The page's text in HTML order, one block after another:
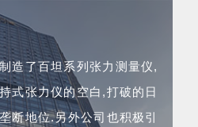
造了百坦系列张力测量仪,
式张力仪的空白,打破的日
断地位.另外公司也积极引